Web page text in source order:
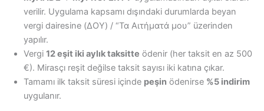
verilir. Uygulama kapsamı dışındaki durumlarda beyan
vergi dairesine (ΔΟΥ) / “Τα Αιτήματά μου” üzerinden
yapılır.
Vergi 12 eşit iki aylık taksitte ödenir (her taksit en az 500
€). Mirasçı reşit değilse taksit sayısı iki katına çıkar.
Tamamı ilk taksit süresi içinde peşin ödenirse %5 indirim
uygulanır.